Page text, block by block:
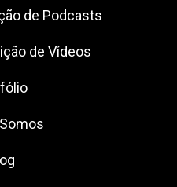
de Podcasts
de Vídeos